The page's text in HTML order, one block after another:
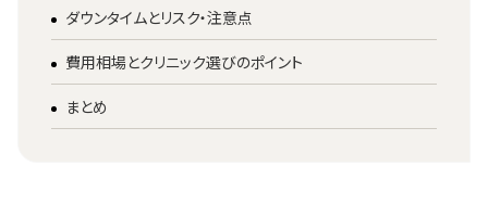
ダウンタイムとリスク・注意点
費用相場とクリニック選びのポイント
まとめ